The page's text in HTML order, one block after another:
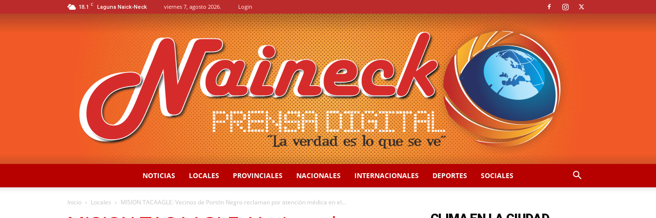
18.1 C Laguna Naick-Neck viernes 7, agosto 2026. Login
NOTICIAS LOCALES PROVINCIALES NACIONALES INTERNACIONALES DEPORTES SOCIALES
Inicio Locales MISION TACAAGLE: Vecinos de Portón Negro reclaman por atención médica en el...